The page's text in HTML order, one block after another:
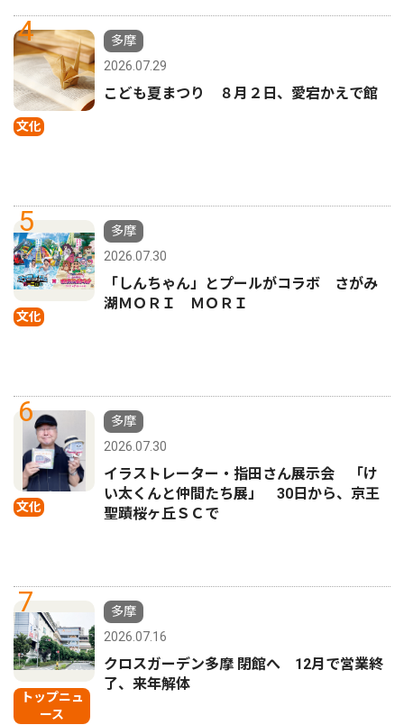
4
文化
多摩
2026.07.29
こども夏まつり ８月２日、愛宕かえで館
5
文化
多摩
2026.07.30
「しんちゃん」とプールがコラボ さがみ
湖ＭＯＲＩ ＭＯＲＩ
6
文化
多摩
2026.07.30
イラストレーター・指田さん展示会 「け
い太くんと仲間たち展」 30日から、京王
聖蹟桜ヶ丘ＳＣで
7
トップニュ
ース
多摩
2026.07.16
クロスガーデン多摩 閉館へ 12月で営業終
了、来年解体